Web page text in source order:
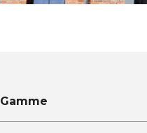
Gamme